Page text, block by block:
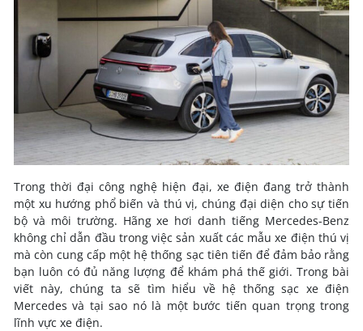
Trong thời đại công nghệ hiện đại, xe điện đang trở thành
một xu hướng phổ biến và thú vị, chúng đại diện cho sự tiến
bộ và môi trường. Hãng xe hơi danh tiếng Mercedes-Benz
không chỉ dẫn đầu trong việc sản xuất các mẫu xe điện thú vị
mà còn cung cấp một hệ thống sạc tiên tiến để đảm bảo rằng
bạn luôn có đủ năng lượng để khám phá thế giới. Trong bài
viết này, chúng ta sẽ tìm hiểu về hệ thống sạc xe điện
Mercedes và tại sao nó là một bước tiến quan trọng trong
lĩnh vực xe điện.